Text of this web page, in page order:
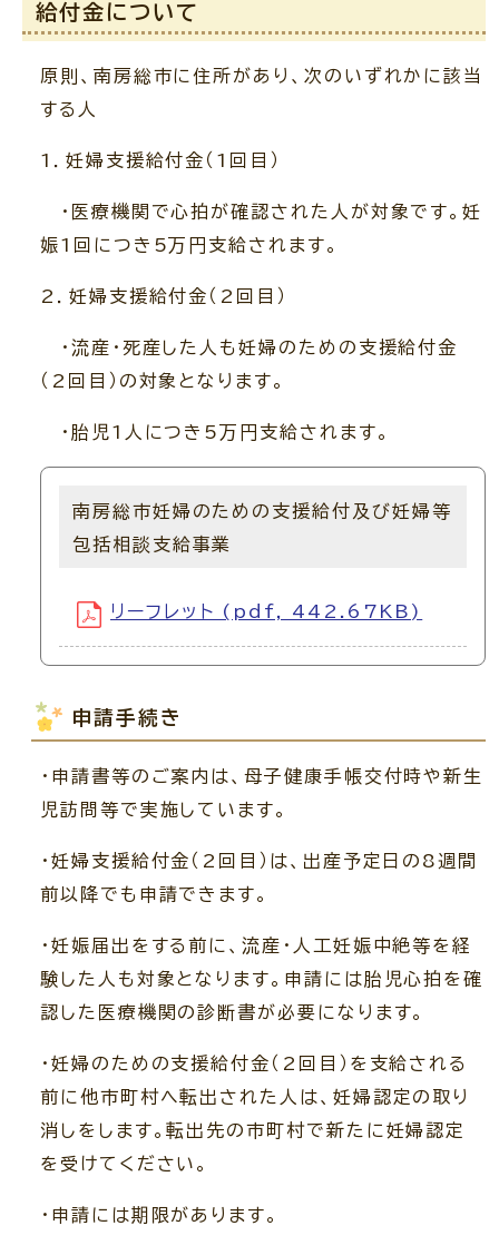
給付金について
原則、南房総市に住所があり、次のいずれかに該当
する人
1．妊婦支援給付金（1回目）
・医療機関で心拍が確認された人が対象です。妊
娠1回につき5万円支給されます。
2．妊婦支援給付金（2回目）
・流産・死産した人も妊婦のための支援給付金
（2回目）の対象となります。
・胎児1人につき5万円支給されます。
南房総市妊婦のための支援給付及び妊婦等
包括相談支給事業
リーフレット (pdf, 442.67KB)
申請手続き
・申請書等のご案内は、母子健康手帳交付時や新生
児訪問等で実施しています。
・妊婦支援給付金（2回目）は、出産予定日の8週間
前以降でも申請できます。
・妊娠届出をする前に、流産・人工妊娠中絶等を経
験した人も対象となります。申請には胎児心拍を確
認した医療機関の診断書が必要になります。
・妊婦のための支援給付金（2回目）を支給される
前に他市町村へ転出された人は、妊婦認定の取り
消しをします。転出先の市町村で新たに妊婦認定
を受けてください。
・申請には期限があります。